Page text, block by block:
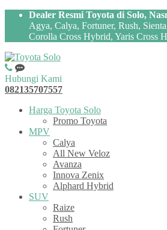
Dealer Resmi Toyota di Solo,
Agya, Calya, Fortuner, Rush,
Corolla Cross Hybrid, Yaris Cross
Hubungi Kami
082135707557
Harga Toyota Solo
Promo Toyota
MPV
Calya
All New Veloz
Avanza
Innova Zenix
Alphard Hybrid
SUV
Raize
Rush